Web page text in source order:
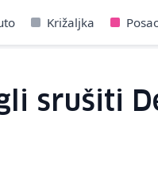
Križaljka
srušiti